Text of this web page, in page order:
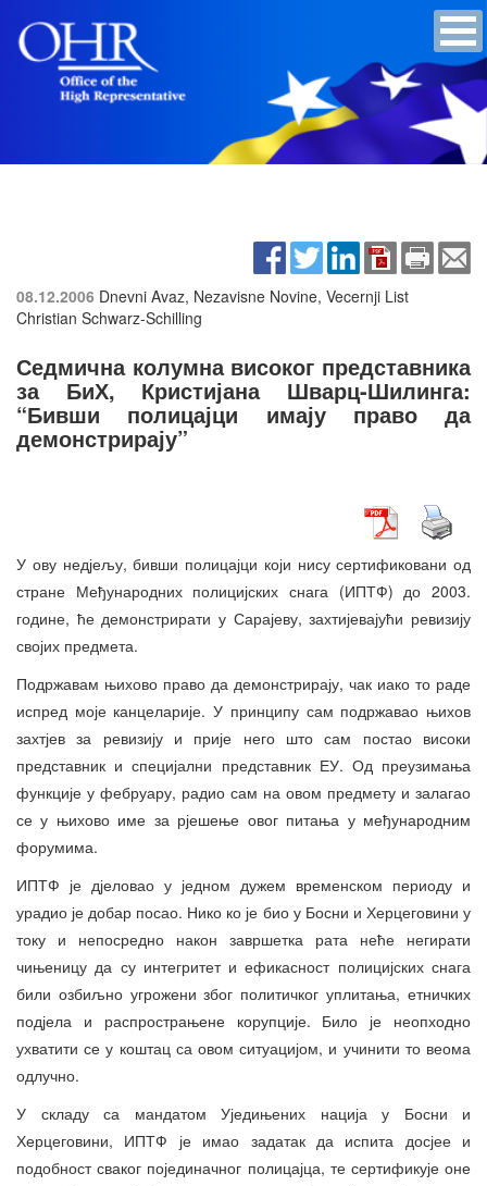
08.12.2006 Dnevni Avaz, Nezavisne Novine, Vecernji List
Christian Schwarz-Schilling
Седмична колумна високог представника
за БиХ, Кристијана Шварц-Шилинга:
“Бивши полицајци имају право да
демонстрирају”
У ову недјељу, бивши полицајци који нису сертификовани од
стране Међународних полицијских снага (ИПТФ) до 2003.
године, ће демонстрирати у Сарајеву, захтијевајући ревизију
својих предмета.
Подржавам њихово право да демонстрирају, чак иако то раде
испред моје канцеларије. У принципу сам подржавао њихов
захтјев за ревизију и прије него што сам постао високи
представник и специјални представник ЕУ. Од преузимања
функције у фебруару, радио сам на овом предмету и залагао
се у њихово име за рјешење овог питања у међународним
форумима.
ИПТФ је дјеловао у једном дужем временском периоду и
урадио је добар посао. Нико ко је био у Босни и Херцеговини у
току и непосредно након завршетка рата неће негирати
чињеницу да су интегритет и ефикасност полицијских снага
били озбиљно угрожени због политичког уплитања, етничких
подјела и распрострањене корупције. Било је неопходно
ухватити се у коштац са овом ситуацијом, и учинити то веома
одлучно.
У складу са мандатом Уједињених нација у Босни и
Херцеговини, ИПТФ је имао задатак да испита досјее и
подобност сваког појединачног полицајца, те сертификује оне